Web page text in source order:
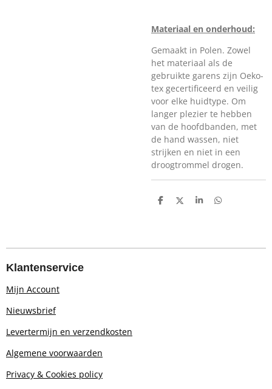
Materiaal en onderhoud:
Gemaakt in Polen. Zowel
het materiaal als de
gebruikte garens zijn Oeko-
tex gecertificeerd en veilig
voor elke huidtype. Om
langer plezier te hebben
van de hoofdbanden, met
de hand wassen, niet
strijken en niet in een
droogtrommel drogen.
D
D
S
D
Klantenservice
Mijn Account
Nieuwsbrief
Levertermijn en verzendkosten
Algemene voorwaarden
Privacy & Cookies policy